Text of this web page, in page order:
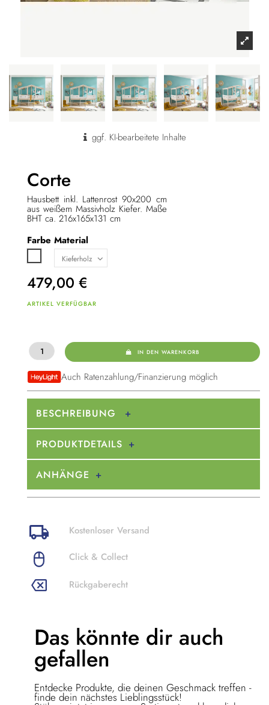
ggf. KI-bearbeitete Inhalte
Corte
Hausbett inkl. Lattenrost 90x200 cm
aus weißem Massivholz Kiefer. Maße
BHT ca. 216x165x131 cm
Farbe Material
479,00 €
ARTIKEL VERFÜGBAR
IN DEN WARENKORB
Auch Ratenzahlung/Finanzierung möglich
BESCHREIBUNG
PRODUKTDETAILS
ANHÄNGE
Kostenloser Versand
Click & Collect
Rückgaberecht
Das könnte dir auch
gefallen
Entdecke Produkte, die deinen Geschmack treffen -
finde dein nächstes Lieblingsstück!